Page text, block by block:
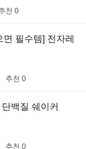
천 0
필수템] 전자레
추천 0
백질 쉐이커
추천 0